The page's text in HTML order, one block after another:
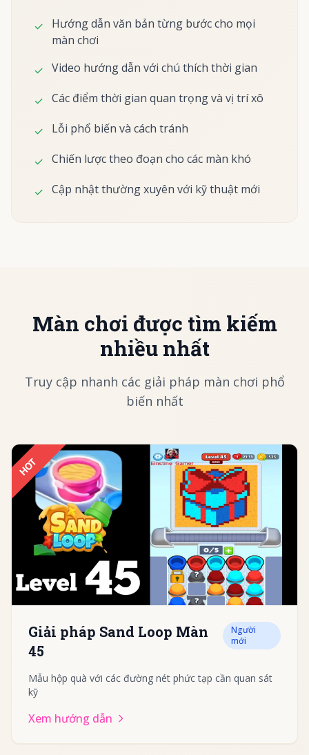
✓
Hướng dẫn văn bản từng bước cho mọi
màn chơi
✓ Video hướng dẫn với chú thích thời gian
✓ Các điểm thời gian quan trọng và vị trí xô
✓ Lỗi phổ biến và cách tránh
✓ Chiến lược theo đoạn cho các màn khó
✓ Cập nhật thường xuyên với kỹ thuật mới
Màn chơi được tìm kiếm
nhiều nhất
Truy cập nhanh các giải pháp màn chơi phổ
biến nhất
HOT
Giải pháp Sand Loop Màn
45
Người
mới
Mẫu hộp quà với các đường nét phức tạp cần quan sát
kỹ
Xem hướng dẫn